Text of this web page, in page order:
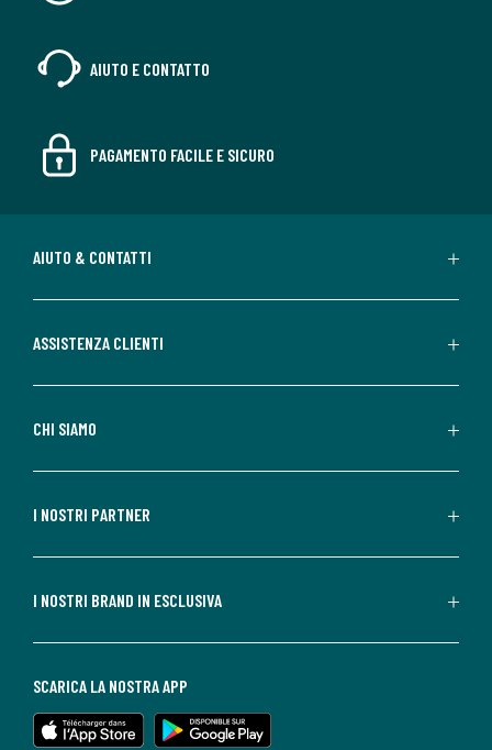
AIUTO E CONTATTO
PAGAMENTO FACILE E SICURO
AIUTO & CONTATTI
ASSISTENZA CLIENTI
CHI SIAMO
I NOSTRI PARTNER
I NOSTRI BRAND IN ESCLUSIVA
SCARICA LA NOSTRA APP